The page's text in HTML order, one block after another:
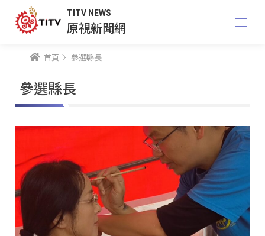
TITV NEWS
原視新聞網
首頁 參選縣長
參選縣長